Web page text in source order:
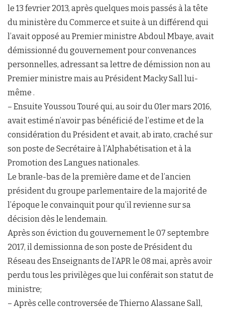
le 13 fevrier 2013, après quelques mois passés à la tête
du ministère du Commerce et suite à un différend qui
l’avait opposé au Premier ministre Abdoul Mbaye, avait
démissionné du gouvernement pour convenances
personnelles, adressant sa lettre de démission non au
Premier ministre mais au Président Macky Sall lui-
même .
– Ensuite Youssou Touré qui, au soir du 01er mars 2016,
avait estimé n’avoir pas bénéficié de l’estime et de la
considération du Président et avait, ab irato, craché sur
son poste de Secrétaire à l’Alphabétisation et à la
Promotion des Langues nationales.
Le branle-bas de la première dame et de l’ancien
président du groupe parlementaire de la majorité de
l’époque le convainquit pour qu’il revienne sur sa
décision dès le lendemain.
Après son éviction du gouvernement le 07 septembre
2017, il demissionna de son poste de Président du
Réseau des Enseignants de l’APR le 08 mai, après avoir
perdu tous les privilèges que lui conférait son statut de
ministre;
– Après celle controversée de Thierno Alassane Sall,